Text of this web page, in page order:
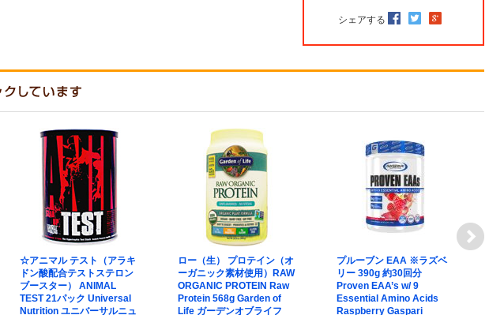
シェアする
☆アニマル テスト（アラキ
ドン酸配合テストステロン
ブースター） ANIMAL
TEST 21パック Universal
Nutrition ユニバーサルニュ
ロー（生） プロテイン（オ
ーガニック素材使用）RAW
ORGANIC PROTEIN Raw
Protein 568g Garden of
Life ガーデンオブライフ
プルーブン EAA ※ラズベ
リー 390g 約30回分
Proven EAA’s w/ 9
Essential Amino Acids
Raspberry Gaspari